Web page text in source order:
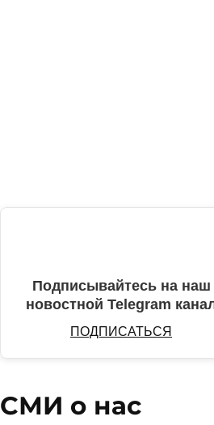
Подписывайтесь на наш
новостной Telegram
ПОДПИСАТЬСЯ
СМИ о нас